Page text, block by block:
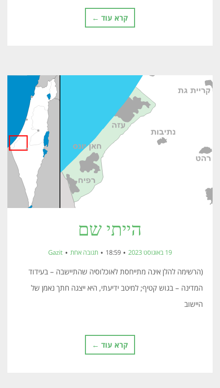
קרא עוד ←
הייתי שם
19 באוגוסט 2023 18:59 תגובה אחת Gazit
(הרשימה להלן אינה מתייחסת לאוכלוסיה שהתיישבה – בעידוד
המדינה – בגוש קטיף; למיטב ידיעתי, היא ייצגה חתך נאמן של
היישוב
קרא עוד ←